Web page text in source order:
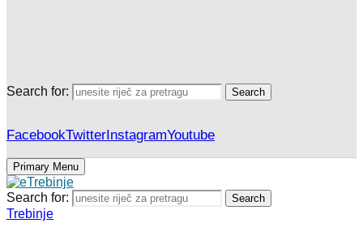
Search for: Search
FacebookTwitterInstagramYoutube
Primary Menu
Search for: Search
Trebinje